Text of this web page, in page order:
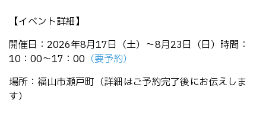
【イベント詳細】
開催日：2026年8月17日（土）～8月23日（日）時間：
10：00～17：00 （要予約）
場所：福山市瀬戸町（詳細はご予約完了後にお伝えしま
す）